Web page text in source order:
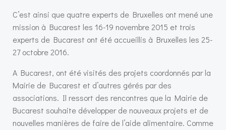
C’est ainsi que quatre experts de Bruxelles ont mené une
mission à Bucarest les 16-19 novembre 2015 et trois
experts de Bucarest ont été accueillis à Bruxelles les 25-
27 octobre 2016.
A Bucarest, ont été visités des projets coordonnés par la
Mairie de Bucarest et d’autres gérés par des
associations. Il ressort des rencontres que la Mairie de
Bucarest souhaite développer de nouveaux projets et de
nouvelles manières de faire de l’aide alimentaire. Comme